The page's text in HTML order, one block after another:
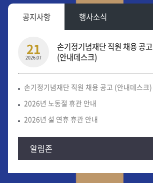
공지사항 행사소식
21
2026.07
손기정기념재단 직원 채용 공고
(안내데스크)
손기정기념재단 직원 채용 공고 (안내데스크)
2026년 노동절 휴관 안내
2026년 설 연휴 휴관 안내
알림존